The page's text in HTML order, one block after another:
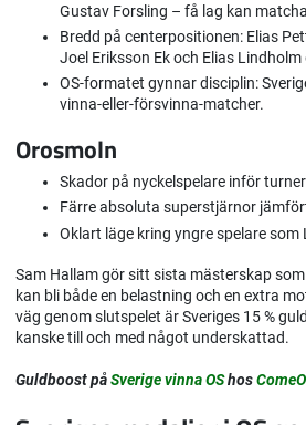
Gustav Forsling – få lag kan
Bredd på centerpositionen: Elias
Joel Eriksson Ek och Elias
OS-formatet gynnar disciplin:
vinna-eller-försvinna-matcher.
Orosmoln
Skador på nyckelspelare inför
Färre absoluta superstjärnor
Oklart läge kring yngre spelare som
Sam Hallam gör sitt sista mästerskap
kan bli både en belastning och en extra
väg genom slutspelet är Sveriges 15 %
kanske till och med något underskattad.
Guldboost påSverige vinna OShos